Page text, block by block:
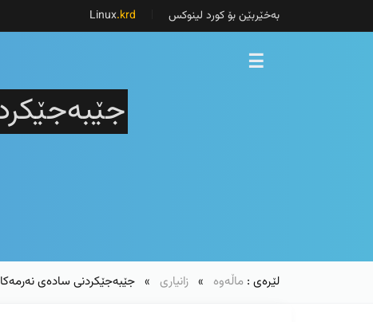
بەخێربێن بۆ کورد لینوکس .krd
☰
لێرەی : ماڵەوە » زانیاری » جێبەجێکردنی سادەی